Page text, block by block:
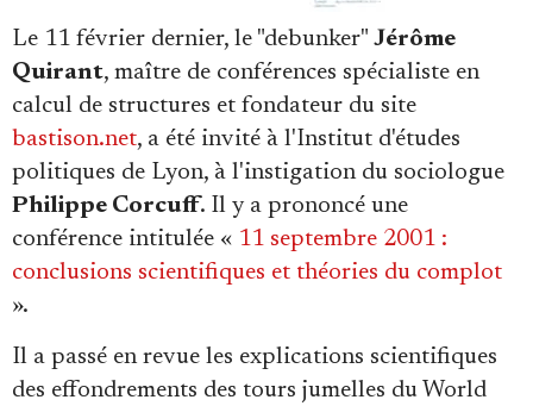
Demander à Vera
Se connecter
Le 11 février dernier, le "debunker" Jérôme
Quirant, maître de conférences spécialiste en
calcul de structures et fondateur du site
bastison.net, a été invité à l'Institut d'études
politiques de Lyon, à l'instigation du sociologue
Philippe Corcuff. Il y a prononcé une
conférence intitulée « 11 septembre 2001 :
conclusions scientifiques et théories du complot
».
Il a passé en revue les explications scientifiques
des effondrements des tours jumelles du World